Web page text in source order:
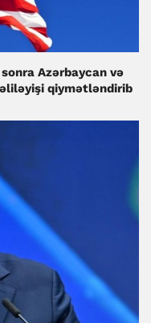
Azərbaycan və
qiymətləndirib